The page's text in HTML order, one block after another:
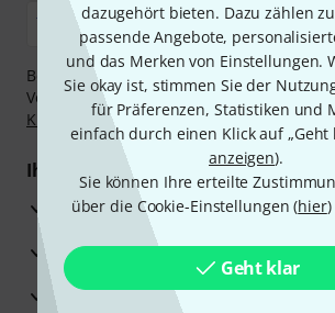
dazugehört bieten. Dazu zählen
passende Angebote,
und das Merken von Einstellungen.
Sie okay ist, stimmen Sie der
für Präferenzen, Statistiken und
einfach durch einen Klick auf „Geht
anzeigen).
Sie können Ihre erteilte
über die Cookie-Einstellungen (hier
Geht klar
Bezahlen Sie vertraulich und sicher per
Vorkasse, PayPal, Amazon Pay,Klarna
Klarna Ratenzahlungoder Kreditkarte.
Ihre Vorteile
3 Jahre Thomann Garantie
30 Tage Money-Back-Garantie
Reparaturservice